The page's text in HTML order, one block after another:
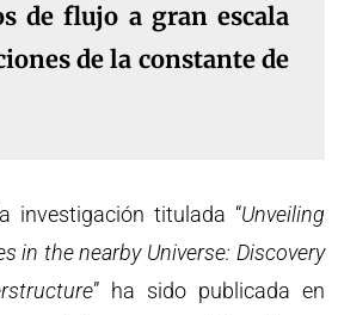
de flujo a gran escala
de la constante de
investigación titulada “Unveiling
in the nearby Universe: Discovery
” ha sido publicada en